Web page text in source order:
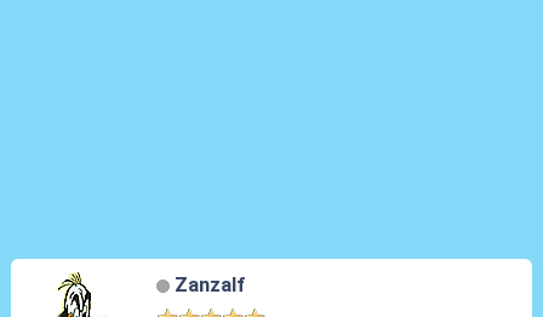
Zanzalf